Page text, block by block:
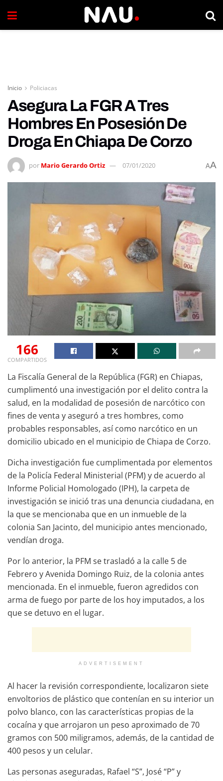
Inicio Policiacas
Asegura La FGR A Tres
Hombres En Posesión De
Droga En Chiapa De Corzo
por Mario Gerardo Ortiz 07/01/2020 AA
166
COMPARTIDOS
La Fiscalía General de la República (FGR) en Chiapas,
cumplimentó una investigación por el delito contra la
salud, en la modalidad de posesión de narcótico con
fines de venta y aseguró a tres hombres, como
probables responsables, así como narcótico en un
domicilio ubicado en el municipio de Chiapa de Corzo.
Dicha investigación fue cumplimentada por elementos
de la Policía Federal Ministerial (PFM) y de acuerdo al
Informe Policial Homologado (IPH), la carpeta de
investigación se inició tras una denuncia ciudadana, en
la que se mencionaba que en un inmueble de la
colonia San Jacinto, del municipio antes mencionado,
vendían droga.
Por lo anterior, la PFM se trasladó a la calle 5 de
Febrero y Avenida Domingo Ruiz, de la colonia antes
mencionada. En el inmueble, fueron agredidos con
arma de fuego por parte de los hoy imputados, a los
que se detuvo en el lugar.
ADVERTISEMENT
Al hacer la revisión correspondiente, localizaron siete
envoltorios de plástico que contenían en su interior un
polvo blanco, con las características propias de la
cocaína y que arrojaron un peso aproximado de 70
gramos con 500 miligramos, además, de la cantidad de
400 pesos y un celular.
Las personas aseguradas, Rafael “S”, José “P” y